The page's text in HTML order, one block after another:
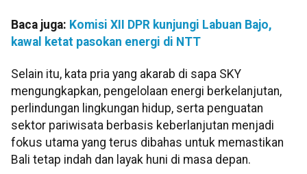
Baca juga: Komisi XII DPR kunjungi Labuan Bajo,
kawal ketat pasokan energi di NTT
Selain itu, kata pria yang akarab di sapa SKY
mengungkapkan, pengelolaan energi berkelanjutan,
perlindungan lingkungan hidup, serta penguatan
sektor pariwisata berbasis keberlanjutan menjadi
fokus utama yang terus dibahas untuk memastikan
Bali tetap indah dan layak huni di masa depan.